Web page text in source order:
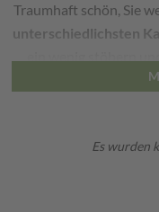
Traumhaft schön, Sie
unterschiedlichsten
Es wurden